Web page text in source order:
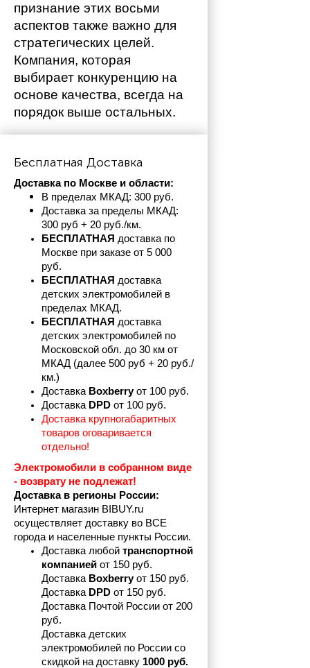
признание этих восьми
аспектов также важно для
стратегических целей.
Компания, которая
выбирает конкуренцию на
основе качества, всегда на
порядок выше остальных.
Бесплатная Доставка
Доставка по Москве и области:
В пределах МКАД: 300 руб.
Доставка за пределы МКАД:
300 руб + 20 руб./км.
БЕСПЛАТНАЯ доставка по
Москве при заказе от 5 000
руб.
БЕСПЛАТНАЯ доставка
детских электромобилей в
пределах МКАД.
БЕСПЛАТНАЯ доставка
детских электромобилей по
Московской обл. до 30 км от
МКАД (далее 500 руб + 20 руб./
км.)
Доставка Boxberry от 100 руб.
Доставка DPD от 100 руб.
Доставка крупногабаритных
товаров оговаривается
отдельно!
Электромобили в собранном виде
- возврату не подлежат!
Доставка в регионы России:
Интернет магазин BIBUY.ru
осуществляет доставку во ВСЕ
города и населенные пункты России.
Доставка любой транспортной
компанией от 150 руб.
Доставка Boxberry от 150 руб.
Доставка DPD от 150 руб.
Доставка Почтой России от 200
руб.
Доставка детских
электромобилей по России со
скидкой на доставку 1000 руб.